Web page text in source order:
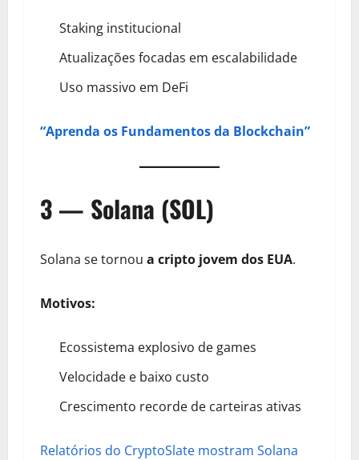
Staking institucional
Atualizações focadas em escalabilidade
Uso massivo em DeFi
“Aprenda os Fundamentos da Blockchain”
3 — Solana (SOL)
Solana se tornou a cripto jovem dos EUA.
Motivos:
Ecossistema explosivo de games
Velocidade e baixo custo
Crescimento recorde de carteiras ativas
Relatórios do CryptoSlate mostram Solana